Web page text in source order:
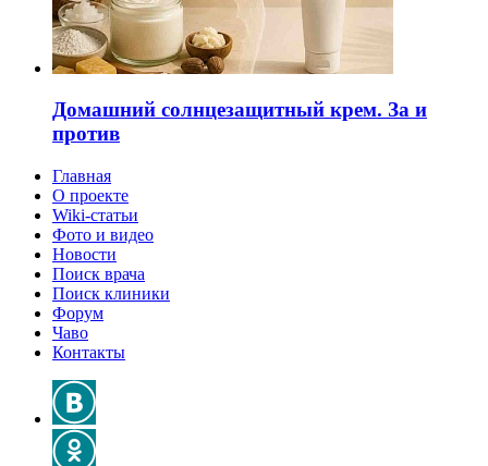
Домашний солнцезащитный крем. За и
против
Главная
О проекте
Wiki-статьи
Фото и видео
Новости
Поиск врача
Поиск клиники
Форум
Чаво
Контакты